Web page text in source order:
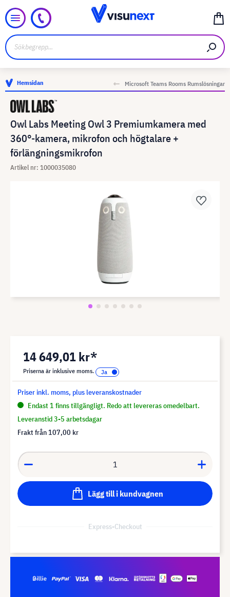
Hemsidan Microsoft Teams Rooms Rumslösningar
Owl Labs Meeting Owl 3 Premiumkamera med
360°-kamera, mikrofon och högtalare +
förlängningsmikrofon
Artikel nr: 1000035080
14 649,01 kr*
Priserna är inklusive moms.
Priser inkl. moms, plus leveranskostnader
Endast 1 finns tillgängligt. Redo att levereras omedelbart.
Leveranstid 3-5 arbetsdagar
Frakt från 107,00 kr
Lägg till i kundvagnen
Express-Checkout